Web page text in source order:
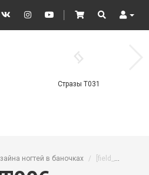
InstagramYouTubeCart SearchUser
Стразы Т031
ногтей в баночках [field_product_category]